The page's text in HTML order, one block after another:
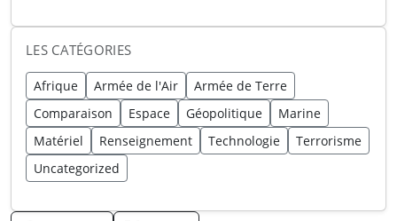
LES CATÉGORIES
Afrique Armée de l'Air
Armée de Terre
Comparaison
Espace Géopolitique
Marine
Matériel
Renseignement Technologie
Terrorisme
Uncategorized